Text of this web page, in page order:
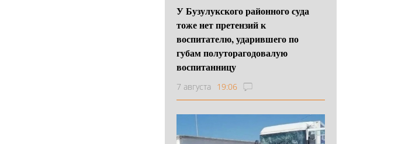
У Бузулукского районного суда
тоже нет претензий к
воспитателю, ударившего по
губам полуторагодовалую
воспитанницу
7 августа 19:06